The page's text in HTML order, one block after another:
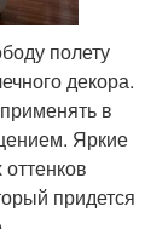
полету
декора.
в
Яркие
придется